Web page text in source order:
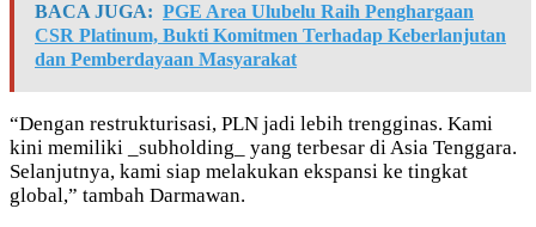
BACA JUGA: PGE Area Ulubelu Raih Penghargaan
CSR Platinum, Bukti Komitmen Terhadap Keberlanjutan
dan Pemberdayaan Masyarakat
“Dengan restrukturisasi, PLN jadi lebih trengginas. Kami
kini memiliki _subholding_ yang terbesar di Asia Tenggara.
Selanjutnya, kami siap melakukan ekspansi ke tingkat
global,” tambah Darmawan.